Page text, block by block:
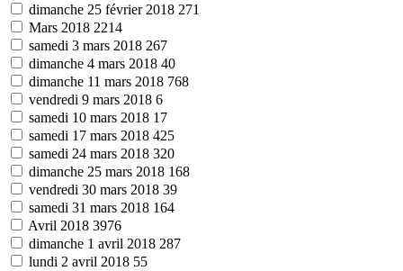
dimanche 25 février 2018 271
Mars 2018 2214
samedi 3 mars 2018 267
dimanche 4 mars 2018 40
dimanche 11 mars 2018 768
vendredi 9 mars 2018 6
samedi 10 mars 2018 17
samedi 17 mars 2018 425
samedi 24 mars 2018 320
dimanche 25 mars 2018 168
vendredi 30 mars 2018 39
samedi 31 mars 2018 164
Avril 2018 3976
dimanche 1 avril 2018 287
lundi 2 avril 2018 55